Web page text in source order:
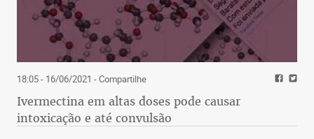
18:05 - 16/06/2021 - Compartilhe
Ivermectina em altas doses pode causar
intoxicação e até convulsão